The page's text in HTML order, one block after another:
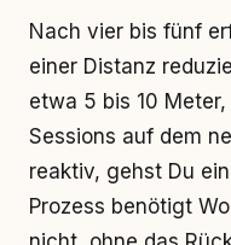
Nach vier bis fünf
einer Distanz
etwa 5 bis 10
Sessions auf dem
reaktiv, gehst Du
Prozess benötigt